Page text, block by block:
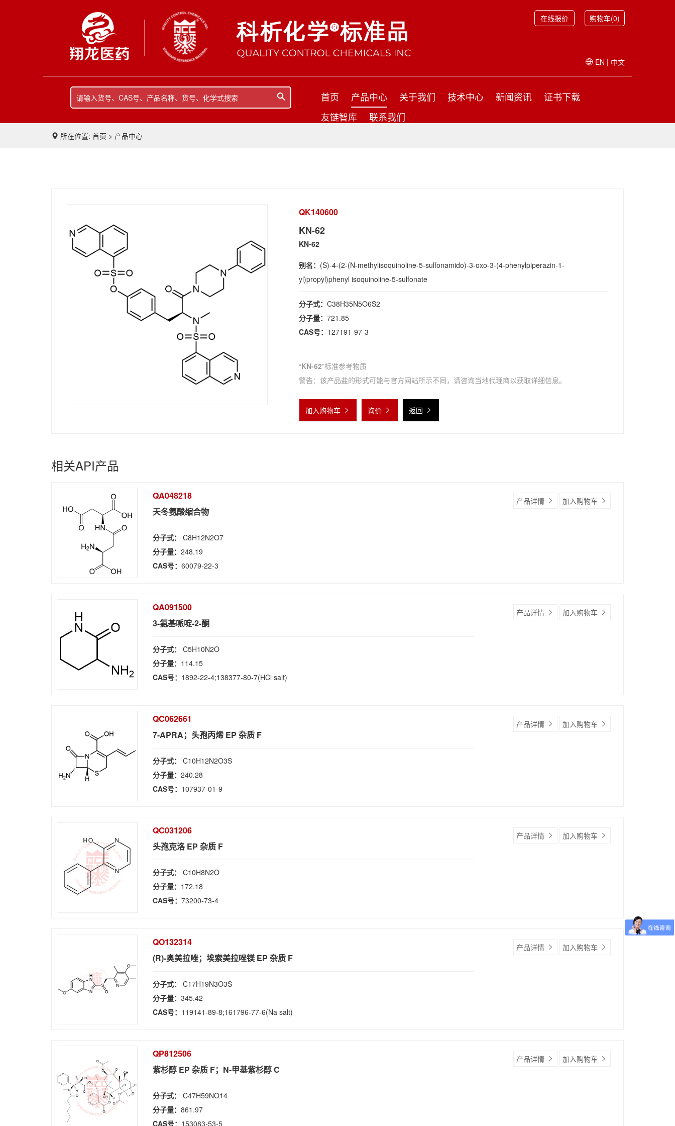
在线报价 购物车(0)
EN | 中文
首页 产品中心 关于我们 技术中心 新闻资讯
证书下载
友链智库
联系我们
所在位置: 首页 > 产品中心
QK140600
KN-62
KN-62
别名： (S)-4-(2-(N-methylisoquinoline-5-sulfonamido)-3-oxo-3-(4-phenylpiperazin-1-
yl)propyl)phenyl isoquinoline-5-sulfonate
分子式： C38H35N5O6S2
分子量： 721.85
CAS号： 127191-97-3
“KN-62”标准参考物质
警告：该产品盐的形式可能与官方网站所示不同，请咨询当地代理商以获取详细信息。
加入购物车 询价 返回
相关API产品
QA048218
天冬氨酸缩合物
分子式：C8H12N2O7
分子量：248.19
CAS号：60079-22-3
产品详情 加入购物车
QA091500
3-氨基哌啶-2-酮
分子式：C5H10N2O
分子量： 114.15
CAS号： 1892-22-4;138377-80-7(HCl salt)
产品详情 加入购物车
QC062661
7-APRA；头孢丙烯 EP 杂质 F
分子式：C10H12N2O3S
分子量：240.28
CAS号： 107937-01-9
产品详情 加入购物车
QC031206
头孢克洛 EP 杂质 F
分子式：C10H8N2O
分子量： 172.18
CAS号：73200-73-4
产品详情 加入购物车
QO132314
(R)-奥美拉唑；埃索美拉唑镁 EP 杂质 F
分子式：C17H19N3O3S
分子量：345.42
CAS号： 119141-89-8;161796-77-6(Na salt)
产品详情 加入购物车
QP812506
紫杉醇 EP 杂质 F；N-甲基紫杉醇 C
分子式：C47H59NO14
分子量：861.97
CAS号： 153083-53-5
产品详情 加入购物车